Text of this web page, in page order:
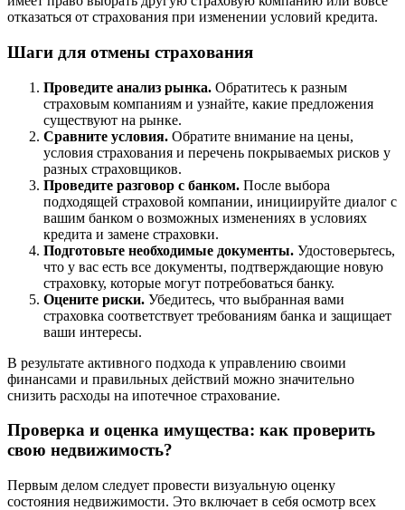
отказаться от страхования при изменении условий кредита.
Шаги для отмены страхования
Проведите анализ рынка. Обратитесь к разным
страховым компаниям и узнайте, какие предложения
существуют на рынке.
Сравните условия. Обратите внимание на цены,
условия страхования и перечень покрываемых рисков у
разных страховщиков.
Проведите разговор с банком. После выбора
подходящей страховой компании, инициируйте диалог с
вашим банком о возможных изменениях в условиях
кредита и замене страховки.
Подготовьте необходимые документы. Удостоверьтесь,
что у вас есть все документы, подтверждающие новую
страховку, которые могут потребоваться банку.
Оцените риски. Убедитесь, что выбранная вами
страховка соответствует требованиям банка и защищает
ваши интересы.
В результате активного подхода к управлению своими
финансами и правильных действий можно значительно
снизить расходы на ипотечное страхование.
Проверка и оценка имущества: как проверить
свою недвижимость?
Первым делом следует провести визуальную оценку
состояния недвижимости. Это включает в себя осмотр всех